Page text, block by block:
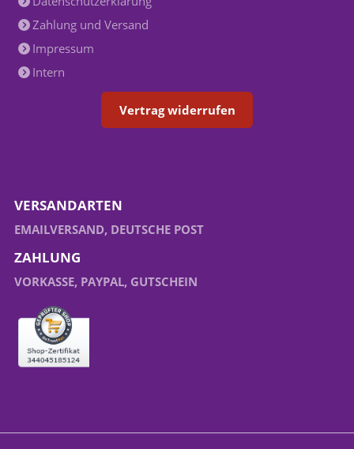
Zahlung und Versand
Impressum
Intern
Vertrag widerrufen
VERSANDARTEN
EMAILVERSAND, DEUTSCHE POST
ZAHLUNG
VORKASSE, PAYPAL, GUTSCHEIN